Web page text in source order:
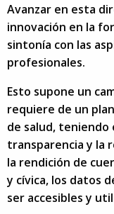
Avanzar en esta
innovación en la
sintonía con las
profesionales.
Esto supone un
requiere de un
de salud, teniendo
transparencia y la
la rendición de
y cívica, los datos
ser accesibles y